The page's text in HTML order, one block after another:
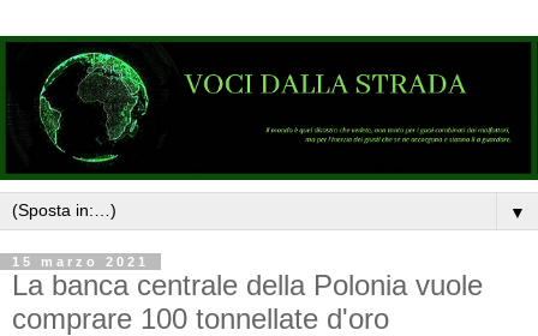
▼
15 marzo 2021
La banca centrale della Polonia vuole
comprare 100 tonnellate d'oro